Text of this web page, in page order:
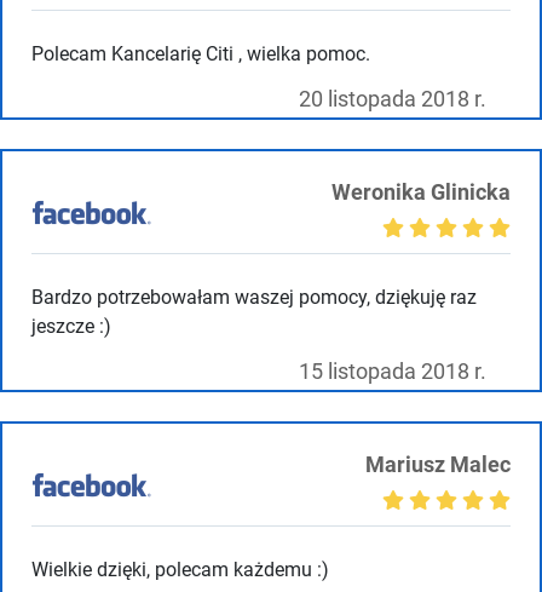
Polecam Kancelarię Citi , wielka pomoc.
20 listopada 2018 r.
Weronika Glinicka
Bardzo potrzebowałam waszej pomocy, dziękuję raz
jeszcze :)
15 listopada 2018 r.
Mariusz Malec
Wielkie dzięki, polecam każdemu :)